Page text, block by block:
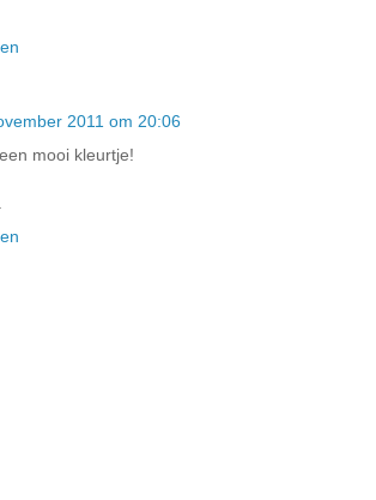
2011 om 20:06
mooi kleurtje!